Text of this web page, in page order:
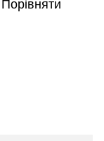
Порівняти